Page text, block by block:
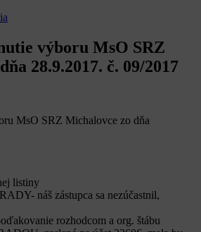
výboru MsO SRZ
28.9.2017. č. 09/2017
MsO SRZ Michalovce zo dňa
listiny
náš zástupca sa nezúčastnil,
rozhodcom a org. štábu